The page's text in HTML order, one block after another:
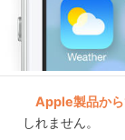
Apple製品から
しれません。